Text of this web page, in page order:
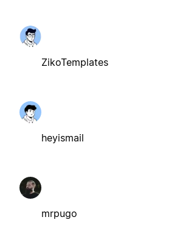
ZikoTemplates
heyismail
mrpugo